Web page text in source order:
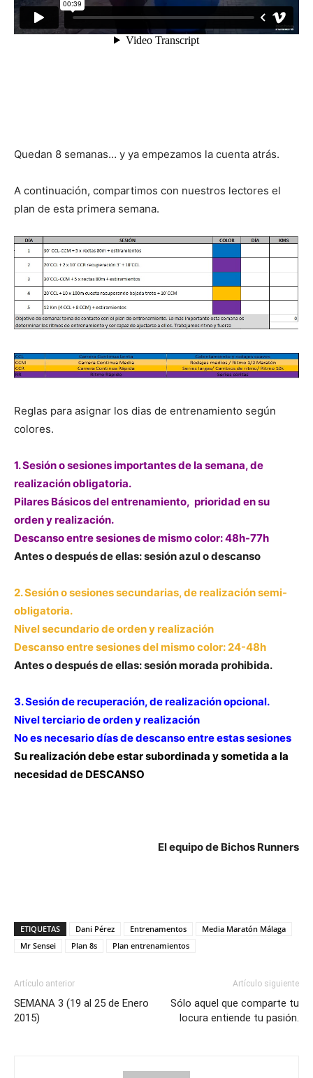
Quedan 8 semanas… y ya empezamos la cuenta atrás.
A continuación, compartimos con nuestros lectores el
plan de esta primera semana.
Reglas para asignar los dias de entrenamiento según
colores.
1. Sesión o sesiones importantes de la semana, de
realización obligatoria.
Pilares Básicos del entrenamiento, prioridad en su
orden y realización.
Descanso entre sesiones de mismo color: 48h-77h
Antes o después de ellas: sesión azul o descanso
2. Sesión o sesiones secundarias, de realización semi-
obligatoria.
Nivel secundario de orden y realización
Descanso entre sesiones del mismo color: 24-48h
Antes o después de ellas: sesión morada prohibida.
3. Sesión de recuperación, de realización opcional.
Nivel terciario de orden y realización
No es necesario días de descanso entre estas sesiones
Su realización debe estar subordinada y sometida a la
necesidad de DESCANSO
El equipo de Bichos Runners
ETIQUETAS Dani Pérez Entrenamentos
Media Maratón Málaga
Mr Sensei
Plan 8s Plan entrenamientos
Artículo anterior
SEMANA 3 (19 al 25 de Enero
2015)
Artículo siguiente
Sólo aquel que comparte tu
locura entiende tu pasión.